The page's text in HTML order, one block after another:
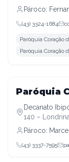
Pároco:
(43) 3324-1684
Paróquia Coração
Paróquia Coração
Decanato Ibiporã
Paróquia
Decanato
140 –
Pároco:
(43) 3337-7595